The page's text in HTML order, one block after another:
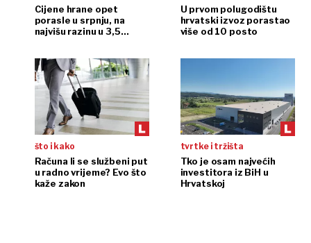
Cijene hrane opet
porasle u srpnju, na
najvišu razinu u 3,5
U prvom polugodištu
hrvatski izvoz porastao
više od 10 posto
što i kako
Računa li se službeni put
u radno vrijeme? Evo što
kaže zakon
tvrtke i tržišta
Tko je osam najvećih
investitora iz BiH u
Hrvatskoj